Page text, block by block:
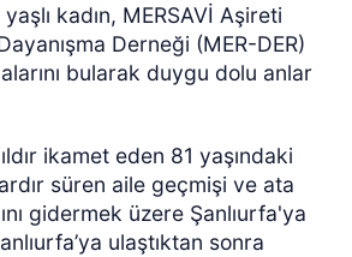
kadın, MERSAVİ Aşireti
Derneği (MER-DER)
bularak duygu dolu anlar
ikamet eden 81 yaşındaki
süren aile geçmişi ve ata
gidermek üzere Şanlıurfa'ya
ulaştıktan sonra